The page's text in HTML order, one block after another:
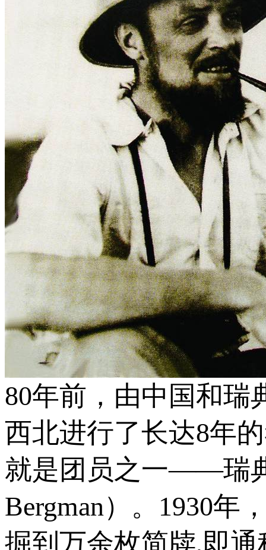
80年前，由中国和瑞
西北进行了长达8年
就是团员之一——瑞
Bergman）。1930年
掘到万余枚简牍,即